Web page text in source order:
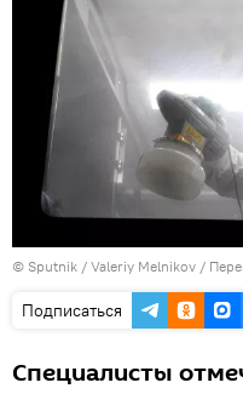
© Sputnik / Valeriy Melnikov /
Подписаться
Специалисты